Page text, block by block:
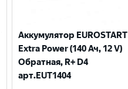
Аккумулятор EUROSTART
Extra Power (140 Ач, 12 V)
Обратная, R+ D4
арт.EUT1404